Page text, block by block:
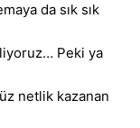
da sık sık
Peki ya
netlik kazanan